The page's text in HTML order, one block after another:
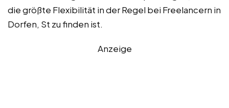
die größte Flexibilität in der Regel bei Freelancern in
Dorfen, St zu finden ist.
Anzeige